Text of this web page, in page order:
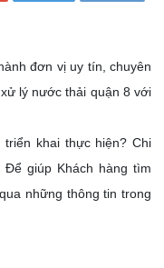
đơn vị uy tín, chuyên
lý nước thải quận 8 với
khai thực hiện? Chi
giúp Khách hàng tìm
những thông tin trong